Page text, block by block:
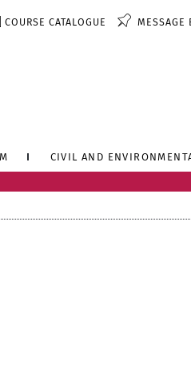
COURSE CATALOGUE MESSAGE
CIVIL AND